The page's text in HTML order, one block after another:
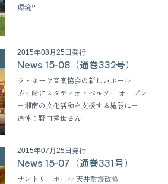
環境”
2015年08月25日発行
News 15-08（通巻332号）
ラ・ホーヤ音楽協会の新しいホール
茅ヶ崎にスタディオ・ベルソー オープン
−湘南の文化活動を支援する施設に−
追悼：野口秀世さん
2015年07月25日発行
News 15-07（通巻331号）
サントリーホール 天井耐震改修